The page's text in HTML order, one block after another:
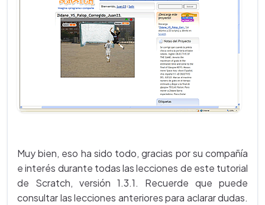
Muy bien, eso ha sido todo, gracias por su compañía
e interés durante todas las lecciones de este tutorial
de Scratch, versión 1.3.1. Recuerde que puede
consultar las lecciones anteriores para aclarar dudas.